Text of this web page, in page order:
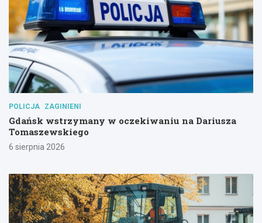
POLICJA ZAGINIENI
Gdańsk wstrzymany w oczekiwaniu na Dariusza
Tomaszewskiego
6 sierpnia 2026